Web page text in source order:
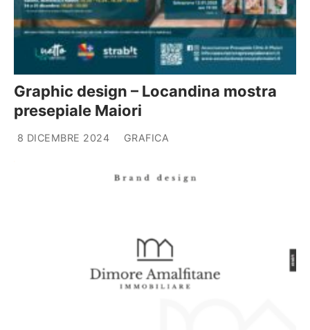
Graphic design – Locandina mostra
presepiale Maiori
8 DICEMBRE 2024 GRAFICA